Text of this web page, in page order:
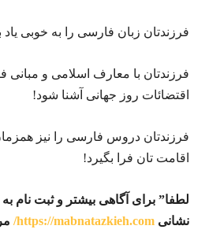
فرزندتان زبان فارسی را به خوبی یاد
فرزندتان با معارف اسلامی و
اقتضائات روز جهانی آشنا شود!
فرزندتان دروس فارسی را نیز
اقامت تان فرا بگیرد!
لطفا” برای آگاهی بیشتر و ثبت نام به
نشانی https://mabnatazkieh.com/